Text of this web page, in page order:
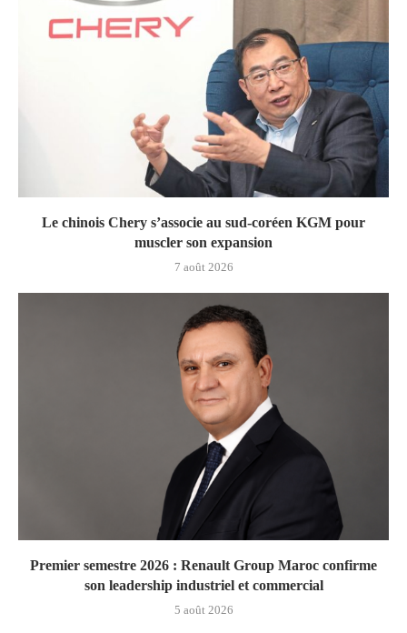
Le chinois Chery s’associe au sud‑coréen KGM pour
muscler son expansion
7 août 2026
Premier semestre 2026 : Renault Group Maroc confirme
son leadership industriel et commercial
5 août 2026